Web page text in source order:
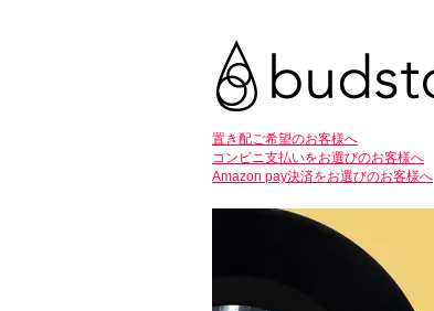
置き配ご希望のお客様へ
コンビニ支払いをお選びのお客様へ
Amazon pay決済をお選びのお客様へ